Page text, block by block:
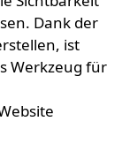
Dank der
ist
Werkzeug für